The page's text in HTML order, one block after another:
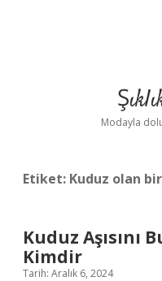
Modayla
Etiket: Kuduz olan
Kuduz Aşısını
Kimdir
Tarih: Aralık 6, 2024